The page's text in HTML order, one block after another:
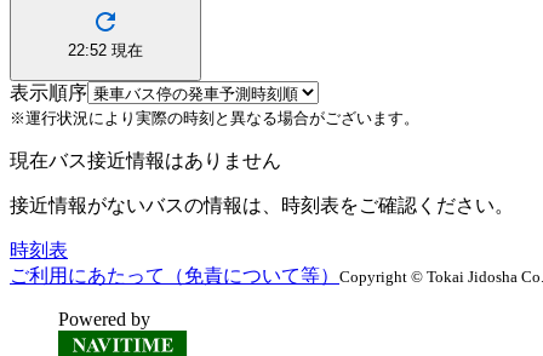
22:52 現在
表示順序
※運行状況により実際の時刻と異なる場合がございます。
現在バス接近情報はありません
接近情報がないバスの情報は、時刻表をご確認ください。
時刻表
ご利用にあたって（免責について等） Copyright © Tokai Jidosha
Powered by